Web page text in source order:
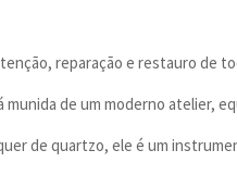
reparação e restauro de
munida de um moderno atelier,
de quartzo, ele é um